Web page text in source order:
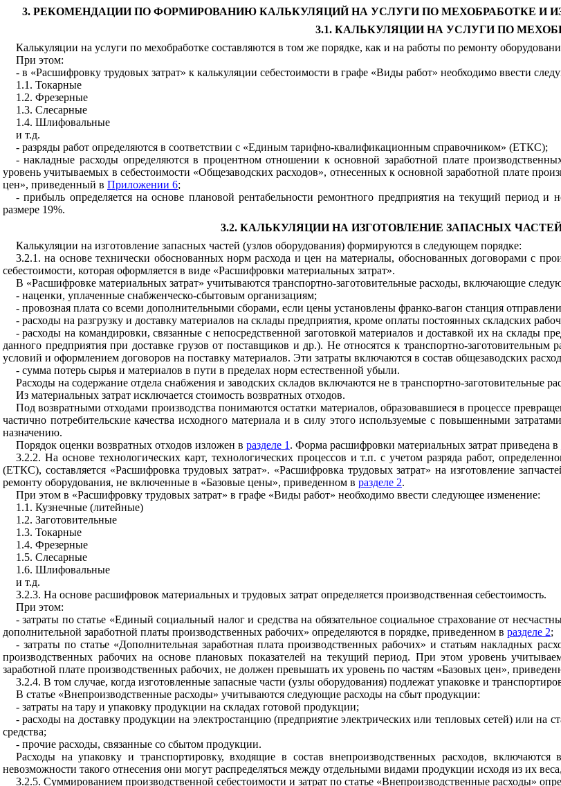
3. РЕКОМЕНДАЦИИ ПО ФОРМИРОВАНИЮ КАЛЬКУЛЯЦИЙ НА УСЛУГИ ПО МЕХОБРАБОТКЕ И
3.1. КАЛЬКУЛЯЦИИ НА УСЛУГИ ПО
Калькуляции на услуги по мехобработке составляются в том же порядке, как и на работы по ремонту
При этом:
- в «Расшифровку трудовых затрат» к калькуляции себестоимости в графе «Виды работ» необходимо ввести
1.1. Токарные
1.2. Фрезерные
1.3. Слесарные
1.4. Шлифовальные
и т.д.
- разряды работ определяются в соответствии с «Единым тарифно-квалификационным справочником» (ЕТКС);
- накладные расходы определяются в процентном отношении к основной заработной плате
уровень учитываемых в себестоимости «Общезаводских расходов», отнесенных к основной заработной плате
цен», приведенный в Приложении 6;
- прибыль определяется на основе плановой рентабельности ремонтного предприятия на текущий период
размере 19%.
3.2. КАЛЬКУЛЯЦИИ НА ИЗГОТОВЛЕНИЕ ЗАПАСНЫХ
Калькуляции на изготовление запасных частей (узлов оборудования) формируются в следующем порядке:
3.2.1. на основе технически обоснованных норм расхода и цен на материалы, обоснованных договорами с
себестоимости, которая оформляется в виде «Расшифровки материальных затрат».
В «Расшифровке материальных затрат» учитываются транспортно-заготовительные расходы, включающие
- наценки, уплаченные снабженческо-сбытовым организациям;
- провозная плата со всеми дополнительными сборами, если цены установлены франко-вагон станция
- расходы на разгрузку и доставку материалов на склады предприятия, кроме оплаты постоянных складских
- расходы на командировки, связанные с непосредственной заготовкой материалов и доставкой их на склады
данного предприятия при доставке грузов от поставщиков и др.). Не относятся к транспортно-заготовительным
условий и оформлением договоров на поставку материалов. Эти затраты включаются в состав общезаводских
- сумма потерь сырья и материалов в пути в пределах норм естественной убыли.
Расходы на содержание отдела снабжения и заводских складов включаются не в транспортно-заготовительные
Из материальных затрат исключается стоимость возвратных отходов.
Под возвратными отходами производства понимаются остатки материалов, образовавшиеся в процессе
частично потребительские качества исходного материала и в силу этого используемые с повышенными
назначению.
Порядок оценки возвратных отходов изложен в разделе 1 . Форма расшифровки материальных затрат приведена в
3.2.2. На основе технологических карт, технологических процессов и т.п. с учетом разряда работ,
(ЕТКС), составляется «Расшифровка трудовых затрат». «Расшифровка трудовых затрат» на изготовление
ремонту оборудования, не включенные в «Базовые цены», приведенном в разделе 2.
При этом в «Расшифровку трудовых затрат» в графе «Виды работ» необходимо ввести следующее изменение:
1.1. Кузнечные (литейные)
1.2. Заготовительные
1.3. Токарные
1.4. Фрезерные
1.5. Слесарные
1.6. Шлифовальные
и т.д.
3.2.3. На основе расшифровок материальных и трудовых затрат определяется производственная себестоимость.
При этом:
- затраты по статье «Единый социальный налог и средства на обязательное социальное страхование от
дополнительной заработной платы производственных рабочих» определяются в порядке, приведенном в разделе 2;
- затраты по статье «Дополнительная заработная плата производственных рабочих» и статьям накладных
производственных рабочих на основе плановых показателей на текущий период. При этом уровень
заработной плате производственных рабочих, не должен превышать их уровень по частям «Базовых цен»,
3.2.4. В том случае, когда изготовленные запасные части (узлы оборудования) подлежат упаковке и
В статье «Внепроизводственные расходы» учитываются следующие расходы на сбыт продукции:
- затраты на тару и упаковку продукции на складах готовой продукции;
- расходы на доставку продукции на электростанцию (предприятие электрических или тепловых сетей) или на
средства;
- прочие расходы, связанные со сбытом продукции.
Расходы на упаковку и транспортировку, входящие в состав внепроизводственных расходов,
невозможности такого отнесения они могут распределяться между отдельными видами продукции исходя из их
3.2.5. Суммированием производственной себестоимости и затрат по статье «Внепроизводственные расходы»